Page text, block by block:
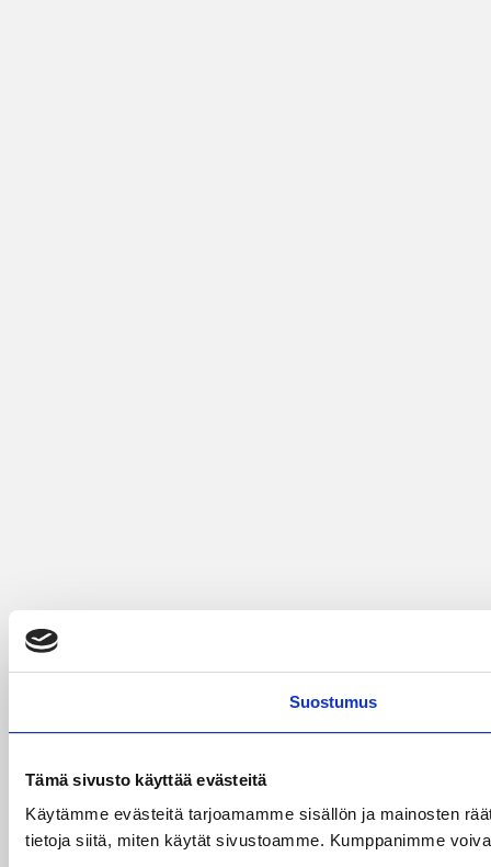
Suostumus
Tämä sivusto käyttää evästeitä
Käytämme evästeitä tarjoamamme sisällön ja mainosten
tietoja siitä, miten käytät sivustoamme. Kumppanimme